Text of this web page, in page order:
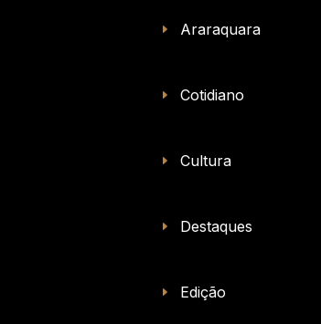
Araraquara
Cotidiano
Cultura
Destaques
Edição